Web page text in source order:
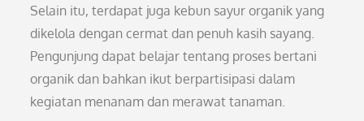
Selain itu, terdapat juga kebun sayur organik yang
dikelola dengan cermat dan penuh kasih sayang.
Pengunjung dapat belajar tentang proses bertani
organik dan bahkan ikut berpartisipasi dalam
kegiatan menanam dan merawat tanaman.